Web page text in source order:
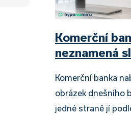
Komerční
neznamená
Komerční banka
obrázek dnešního
jedné straně jí